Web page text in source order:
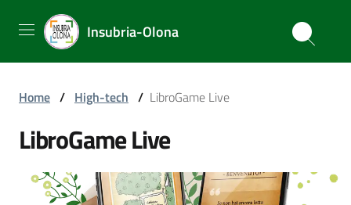
Insubria-Olona
Home / High-tech / LibroGame Live
LibroGame Live